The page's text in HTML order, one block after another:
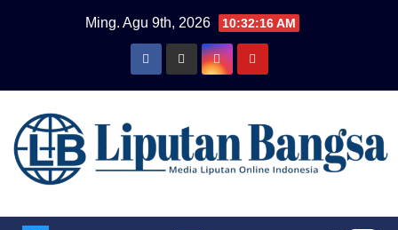
Ming. Agu 9th, 2026 10:32:17 AM